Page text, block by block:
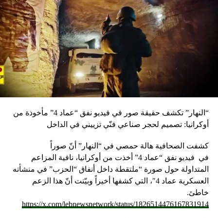
“النهار” تكشف حقيقة صور في فيديو نفق “عماد 4” مأخوذة من
أوكرانيا: تصميم لحجر صناعي فنّي تزييني في الداخل
كشفت الصحافية هالة حمصي في “النهار” أنّ صوراً
في فيديو
نفق “عماد 4” أخذت من أوكرانيا، نافية المزاعم
المتداولة حول صورة “ملتقطة داخل أنفاق “الحزب” في منشأته
العسكرية عماد 4″، التي كشفها أخيراً وبيّنت أنّ هذا الزعم
خاطئ.
https://x.com/lebnewsnetwork/status/1826514476167831914